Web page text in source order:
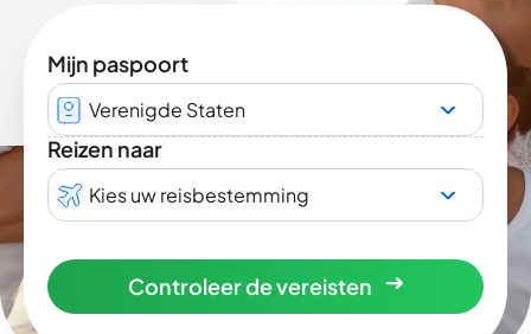
Mijn paspoort
Verenigde Staten
Reizen naar
Kies uw reisbestemming
Controleer de vereisten